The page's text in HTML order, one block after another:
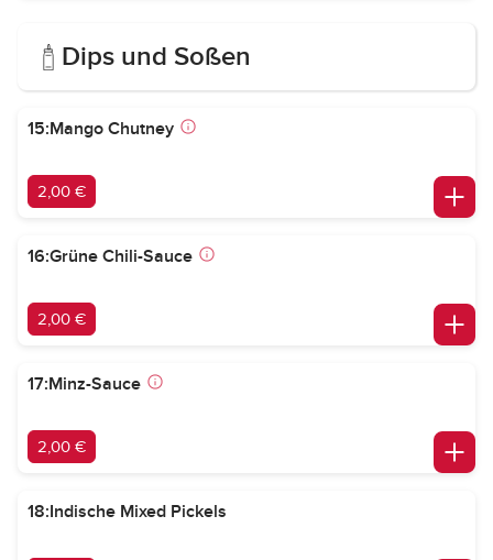
Dips und Soßen
15:Mango Chutney
2,00 €
16:Grüne Chili-Sauce
2,00 €
17:Minz-Sauce
2,00 €
18:Indische Mixed Pickels